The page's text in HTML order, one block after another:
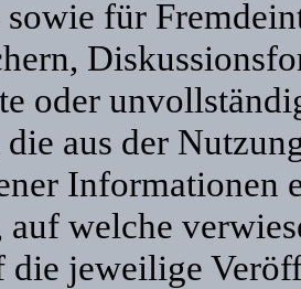
sowie für
oder
die aus der
Informationen
auf welche
die jeweilige